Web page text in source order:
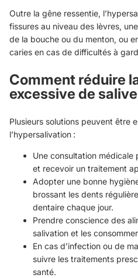
Outre la gêne ressentie,
fissures au niveau des lèvres,
de la bouche ou du menton, ou
caries en cas de difficultés à
Comment réduire
excessive de
Plusieurs solutions peuvent être
l’hypersalivation :
Une consultation
et recevoir un traitement
Adopter une bonne
brossant les dents
dentaire chaque jour.
Prendre conscience des
salivation et les
En cas d’infection ou de
suivre les traitements
santé.